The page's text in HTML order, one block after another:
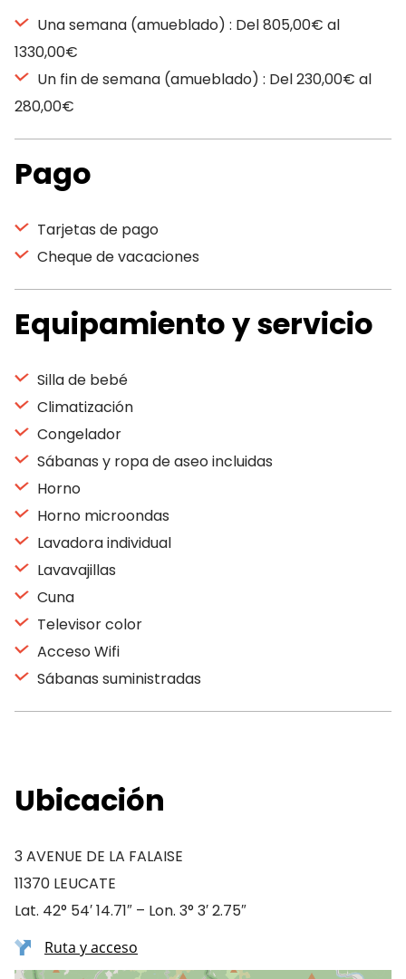
Una semana (amueblado) : Del 805,00€ al
1330,00€
Un fin de semana (amueblado) : Del 230,00€ al
280,00€
Pago
Tarjetas de pago
Cheque de vacaciones
Equipamiento y servicio
Silla de bebé
Climatización
Congelador
Sábanas y ropa de aseo incluidas
Horno
Horno microondas
Lavadora individual
Lavavajillas
Cuna
Televisor color
Acceso Wifi
Sábanas suministradas
Ubicación
3 AVENUE DE LA FALAISE
11370 LEUCATE
Lat. 42° 54′ 14.71″ – Lon. 3° 3′ 2.75″
Ruta y acceso